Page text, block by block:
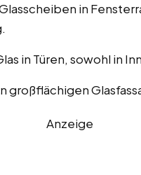
in
in Türen, sowohl in
großflächigen
Anzeige